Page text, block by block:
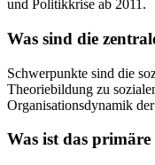
und Politikkrise ab 2011.
Was sind die
Schwerpunkte sind die
Theoriebildung zu
Organisationsdynamik
Was ist das